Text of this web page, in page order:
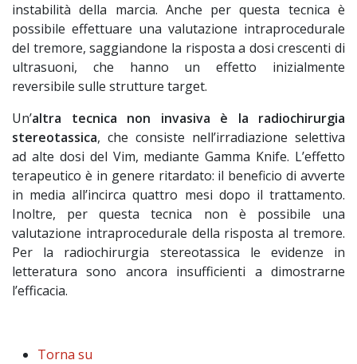
instabilità della marcia. Anche per questa tecnica è
possibile effettuare una valutazione intraprocedurale
del tremore, saggiandone la risposta a dosi crescenti di
ultrasuoni, che hanno un effetto inizialmente
reversibile sulle strutture target.
Un’altra tecnica non invasiva è la radiochirurgia
stereotassica, che consiste nell’irradiazione selettiva
ad alte dosi del Vim, mediante Gamma Knife. L’effetto
terapeutico è in genere ritardato: il beneficio di avverte
in media all’incirca quattro mesi dopo il trattamento.
Inoltre, per questa tecnica non è possibile una
valutazione intraprocedurale della risposta al tremore.
Per la radiochirurgia stereotassica le evidenze in
letteratura sono ancora insufficienti a dimostrarne
l’efficacia.
Torna su